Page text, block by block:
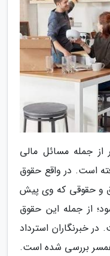
جمله مسائل مالی
است. در واقع حقوق
و حقوقی که وی پیش
از جمله این حقوق
در خبرنگاران استرداد
بررسی شده است.